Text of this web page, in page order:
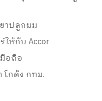
าปลูกผม
ห้กับ Accor
อถือ
โกดัง กทม.